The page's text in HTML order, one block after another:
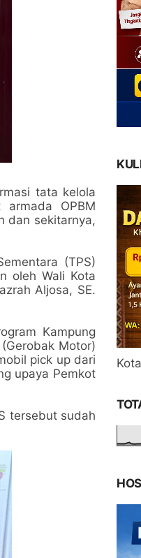
tata kelola
OPBM
dan sekitarnya,
(TPS)
oleh Wali Kota
Aljosa, SE.
Kampung
Motor)
pick up dari
upaya Pemkot
tersebut sudah